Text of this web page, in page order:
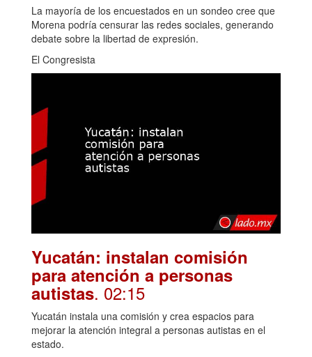
La mayoría de los encuestados en un sondeo cree que
Morena podría censurar las redes sociales, generando
debate sobre la libertad de expresión.
El Congresista
Yucatán: instalan comisión
para atención a personas
autistas. 02:15
Yucatán instala una comisión y crea espacios para
mejorar la atención integral a personas autistas en el
estado.